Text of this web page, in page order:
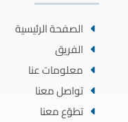
الصفحة الرئيسية
الفريق
معلومات عنا
تواصل معنا
تطوّع معنا